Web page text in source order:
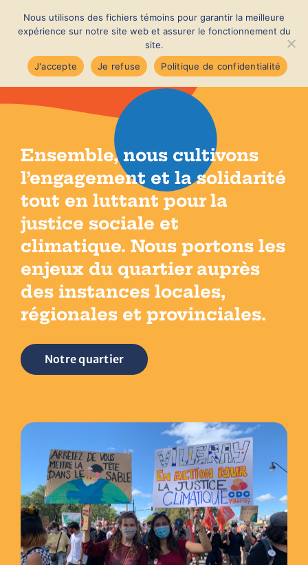
MENU
À propos
Membres
Notre quartier
Nous joindre
Ensemble, nous cultivons
l’engagement et la solidarité
tout en luttant pour la
justice sociale et
climatique. Nous portons les
enjeux du quartier auprès
des instances locales,
régionales et provinciales.
Notre quartier
Nous utilisons des fichiers témoins pour garantir la meilleure
expérience sur notre site web et assurer le fonctionnement du
site.
J'accepte
Je refuse Politique de confidentialité